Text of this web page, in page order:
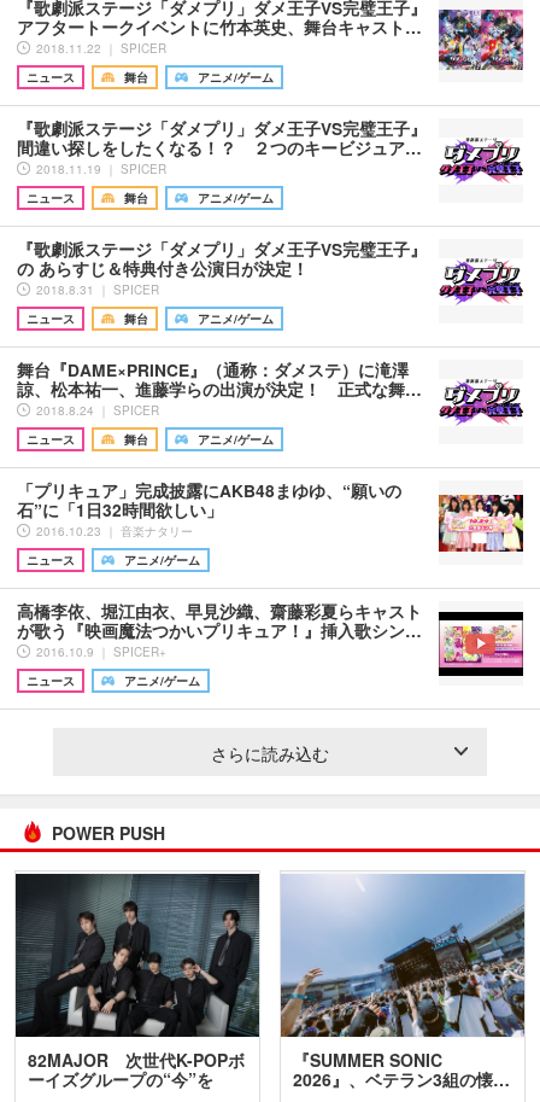
『歌劇派ステージ「ダメプリ」ダメ王子VS完璧王子』
アフタートークイベントに竹本英史、舞台キャスト…
2018.11.22 ｜ SPICER
ニュース
舞台 アニメ/ゲーム
『歌劇派ステージ「ダメプリ」ダメ王子VS完璧王子』
間違い探しをしたくなる！？ ２つのキービジュア…
2018.11.19 ｜ SPICER
ニュース
舞台 アニメ/ゲーム
『歌劇派ステージ「ダメプリ」ダメ王子VS完璧王子』
の あらすじ＆特典付き公演日が決定！
2018.8.31 ｜ SPICER
ニュース
舞台 アニメ/ゲーム
舞台『DAME×PRINCE』（通称：ダメステ）に滝澤
諒、松本祐一、進藤学らの出演が決定！ 正式な舞…
2018.8.24 ｜ SPICER
ニュース
舞台 アニメ/ゲーム
「プリキュア」完成披露にAKB48まゆゆ、“願いの
石”に「1日32時間欲しい」
2016.10.23 ｜ 音楽ナタリー
ニュース
アニメ/ゲーム
高橋李依、堀江由衣、早見沙織、齋藤彩夏らキャスト
が歌う『映画魔法つかいプリキュア！』挿入歌シン…
2016.10.9 ｜ SPICER+
ニュース
アニメ/ゲーム
さらに読み込む
POWER PUSH
82MAJOR 次世代K-POPボ
ーイズグループの“今”を
『SUMMER SONIC
2026』、ベテラン3組の懐…